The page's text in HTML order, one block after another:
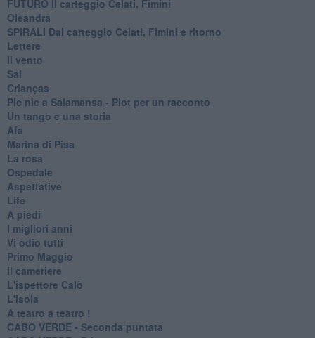
FUTURO Il carteggio Celati, Fimini
Oleandra
SPIRALI Dal carteggio Celati, Fimini e ritorno
Lettere
Il vento
Sal
Crianças
Pic nic a Salamansa - Plot per un racconto
Un tango e una storia
Afa
Marina di Pisa
La rosa
Ospedale
Aspettative
Life
A piedi
I migliori anni
Vi odio tutti
Primo Maggio
Il cameriere
L'ispettore Calò
L'isola
A teatro a teatro !
CABO VERDE - Seconda puntata